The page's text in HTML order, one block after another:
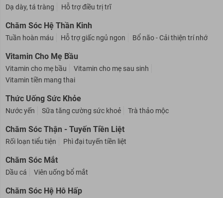
Dạ dày, tá tràng
Hỗ trợ điều trị trĩ
Chăm Sóc Hệ Thần Kinh
Tuần hoàn máu Hỗ trợ giấc ngủ ngon Bổ não - Cải thiện trí nhớ
Vitamin Cho Mẹ Bầu
Vitamin cho mẹ bầu
Vitamin cho mẹ sau sinh
Vitamin tiền mang thai
Thức Uống Sức Khỏe
Nước yến Sữa tăng cường sức khoẻ Trà thảo mộc
Chăm Sóc Thận - Tuyến Tiền Liệt
Rối loạn tiểu tiện Phì đại tuyến tiền liệt
Chăm Sóc Mắt
Dầu cá Viên uống bổ mắt
Chăm Sóc Hệ Hô Hấp